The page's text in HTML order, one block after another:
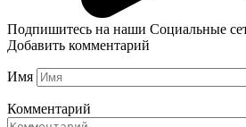
Подпишитесь на наши Социальные
Добавить комментарий
Имя
Комментарий